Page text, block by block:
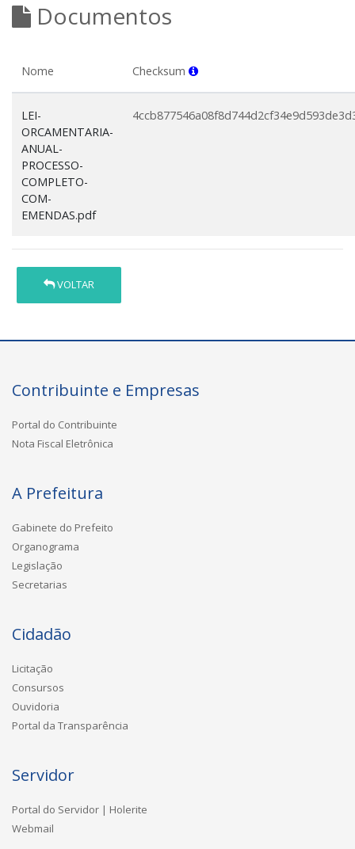
Documentos
Nome Checksum
LEI-
ORCAMENTARIA-
ANUAL-
PROCESSO-
COMPLETO-
COM-
EMENDAS.pdf
VOLTAR
Contribuinte e Empresas
Portal do Contribuinte
Nota Fiscal Eletrônica
A Prefeitura
Gabinete do Prefeito
Organograma
Legislação
Secretarias
Cidadão
Licitação
Consursos
Ouvidoria
Portal da Transparência
Servidor
Portal do Servidor | Holerite
Webmail